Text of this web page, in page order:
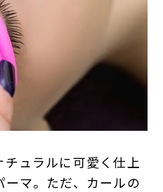
ュラルに可愛く仕上
マ。ただ、カールの